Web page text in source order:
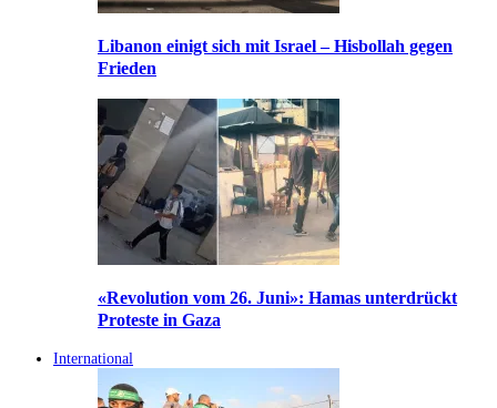
Libanon einigt sich mit Israel – Hisbollah gegen
Frieden
«Revolution vom 26. Juni»: Hamas unterdrückt
Proteste in Gaza
International